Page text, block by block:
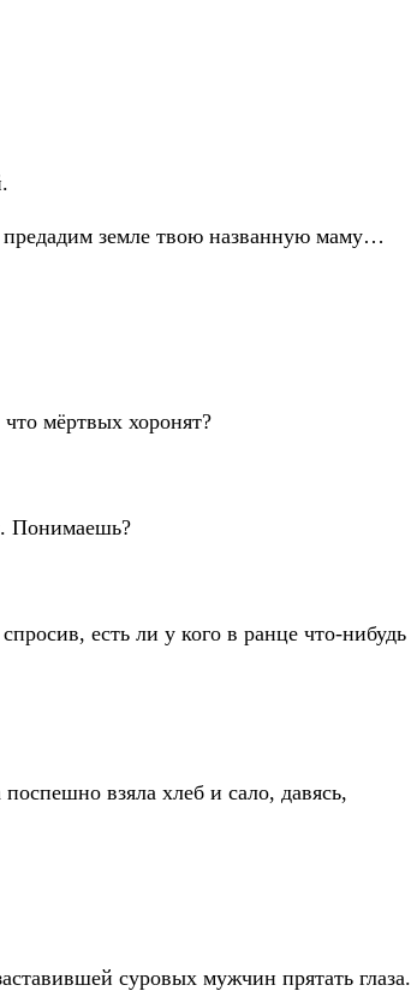
земле твою названную маму…
мёртвых хоронят?
Понимаешь?
есть ли у кого в ранце что-нибудь
взяла хлеб и сало, давясь,
суровых мужчин прятать глаза.